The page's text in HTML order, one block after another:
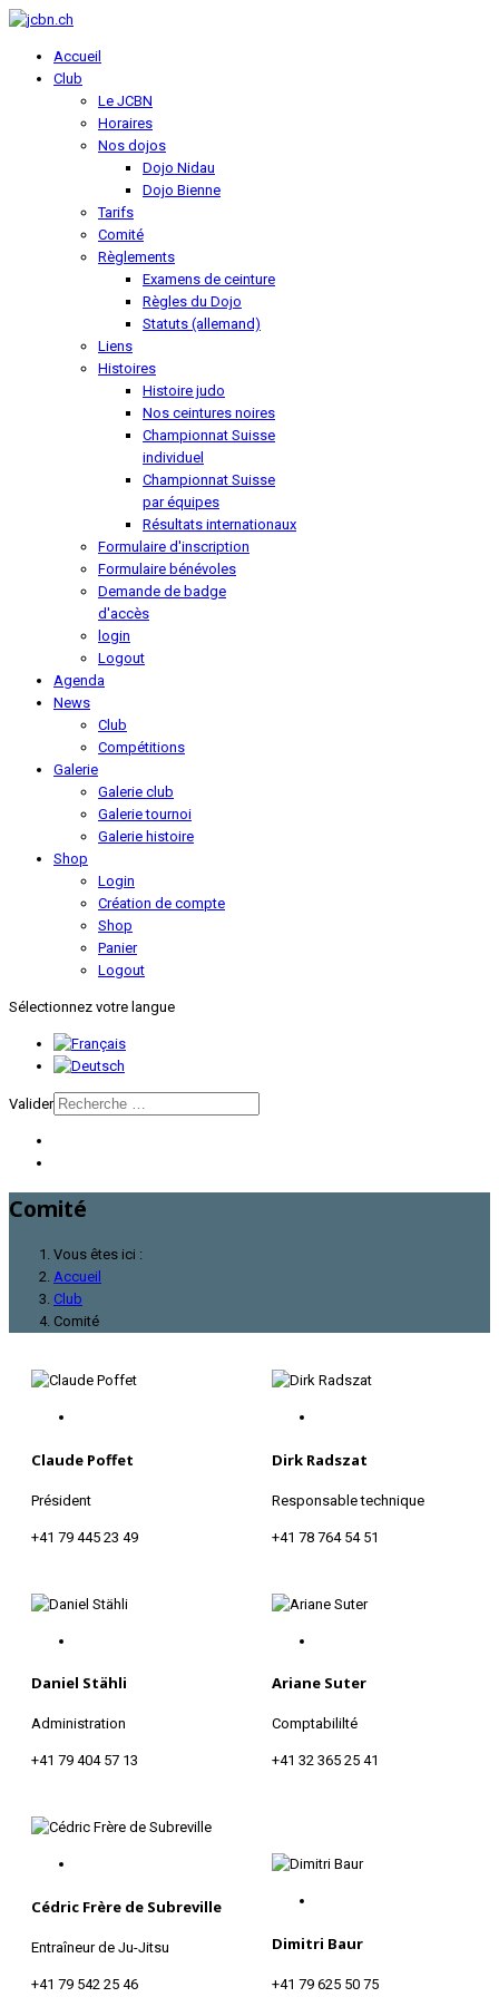
Accueil
Club
Le JCBN
Horaires
Nos dojos
Dojo Nidau
Dojo Bienne
Tarifs
Comité
Règlements
Examens de ceinture
Règles du Dojo
Statuts (allemand)
Liens
Histoires
Histoire judo
Nos ceintures noires
Championnat Suisse
individuel
Championnat Suisse
par équipes
Résultats internationaux
Formulaire d'inscription
Formulaire bénévoles
Demande de badge
d'accès
login
Logout
Agenda
News
Club
Compétitions
Galerie
Galerie club
Galerie tournoi
Galerie histoire
Shop
Login
Création de compte
Shop
Panier
Logout
Sélectionnez votre langue
Valider
Comité
Vous êtes ici :
Accueil
Club
Comité
Claude Poffet
Président
+41 79 445 23 49
Dirk Radszat
Responsable technique
+41 78 764 54 51
Daniel Stähli
Administration
+41 79 404 57 13
Ariane Suter
Comptabililté
+41 32 365 25 41
Cédric Frère de Subreville
Entraîneur de Ju-Jitsu
+41 79 542 25 46
Dimitri Baur
+41 79 625 50 75